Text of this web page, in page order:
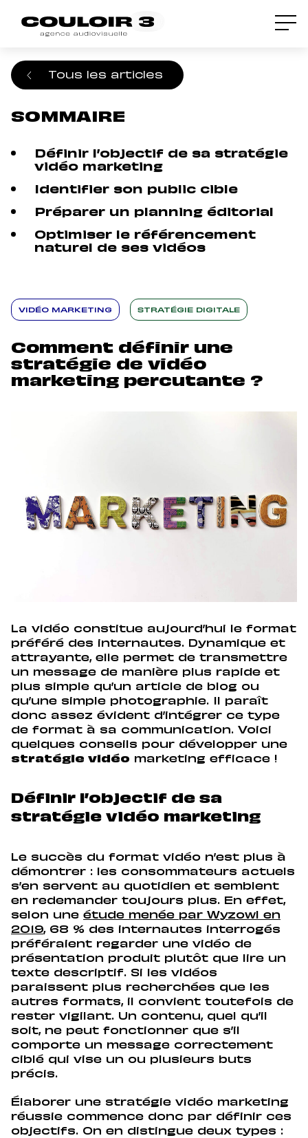
Accueil/ Blog/Comment définir une
stratégie de vidéo marketing percutante ?
VIDÉO MARKETING STRATÉGIE DIGITALE
Comment définir une
stratégie de vidéo
marketing percutante ?
La vidéo constitue aujourd’hui le format
préféré des internautes. Dynamique et
attrayante, elle permet de transmettre
un message de manière plus rapide et
plus simple qu’un article de blog ou
qu’une simple photographie. Il paraît
donc assez évident d’intégrer ce type
de format à sa communication. Voici
quelques conseils pour développer une
stratégie vidéo marketing efficace !
Définir l’objectif de sa
stratégie vidéo marketing
Le succès du format vidéo n’est plus à
démontrer : les consommateurs actuels
s’en servent au quotidien et semblent
en redemander toujours plus. En effet,
selon une étude menée par Wyzowl en
2019, 68 % des internautes interrogés
préféraient regarder une vidéo de
présentation produit plutôt que lire un
texte descriptif. Si les vidéos
paraissent plus recherchées que les
autres formats, il convient toutefois de
rester vigilant. Un contenu, quel qu’il
soit, ne peut fonctionner que s’il
comporte un message correctement
ciblé qui vise un ou plusieurs buts
précis.
Élaborer une stratégie vidéo marketing
réussie commence donc par définir ces
objectifs. On en distingue deux types :
Tous les articles
SOMMAIRE
Définir l’objectif de sa stratégie
vidéo marketing
Identifier son public cible
Préparer un planning éditorial
Optimiser le référencement
naturel de ses vidéos